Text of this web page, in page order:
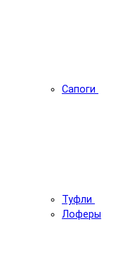
Сапоги
Туфли
Лоферы